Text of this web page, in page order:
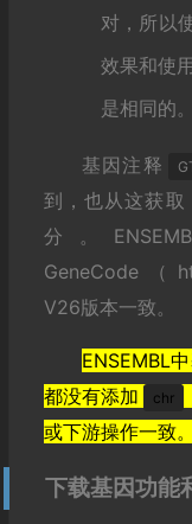
对，所以
效果和使用
是相同的。
基因注释
到，也从这获取
分。
GeneCode（
V26版本一致。
ENSEMBL
都没有添加
chr
或下游操作一致。
下载基因功能